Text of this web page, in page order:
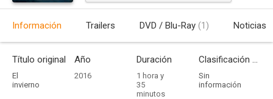
Estrenada
Información Trailers DVD / Blu-Ray (1) Noticias
Título original
El
invierno
Año
2016
Duración
1 hora y
35
minutos
Clasificación por edades
Sin
información